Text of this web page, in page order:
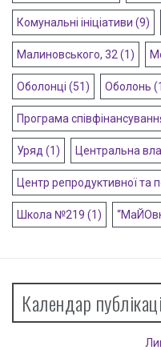
Комунальні ініціативи (9)
Малиновського, 32 (1)
Оболонці (51) Оболонь
Програма
Уряд (1) Центральна
Центр репродуктивної та
Школа №219 (1)
Календар